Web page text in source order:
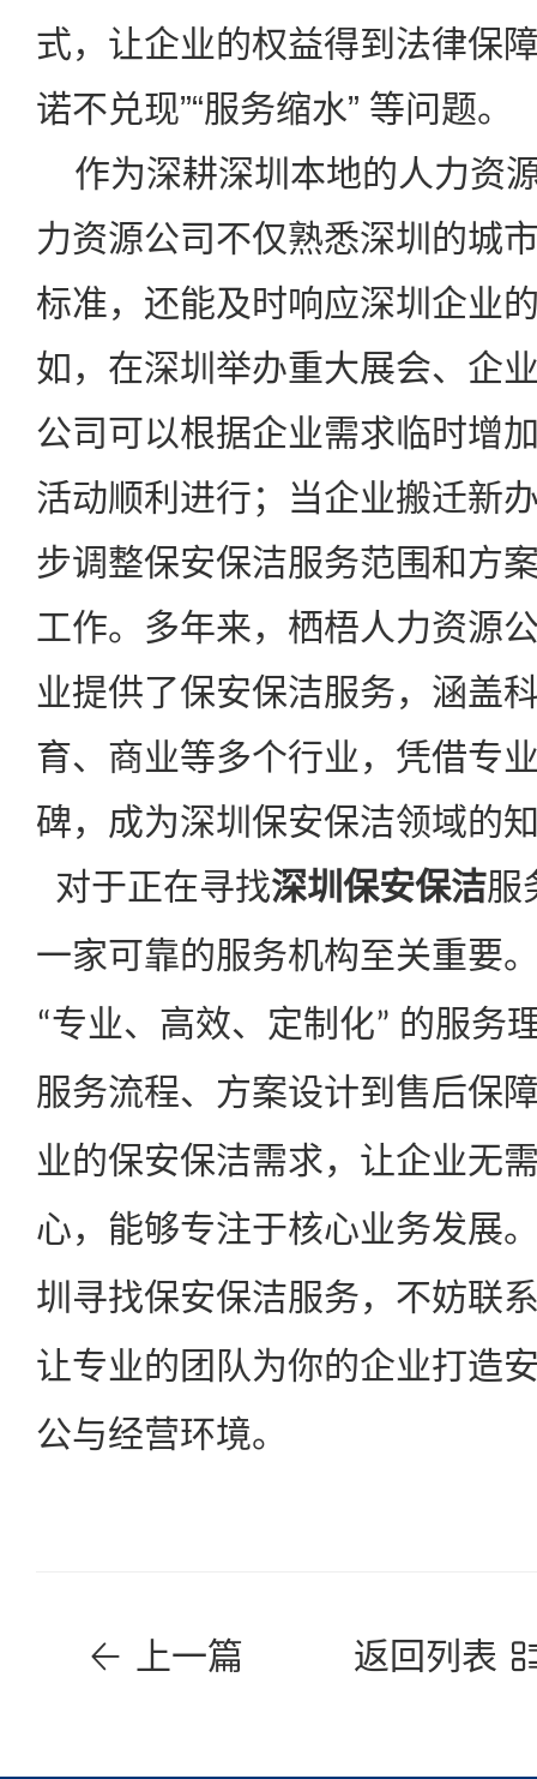
式，让企业的权益得到法律保
诺不兑现”“服务缩水” 等问题。
作为深耕深圳本地的人力资
力资源公司不仅熟悉深圳的城
标准，还能及时响应深圳企业
如，在深圳举办重大展会、企
公司可以根据企业需求临时增
活动顺利进行；当企业搬迁新
步调整保安保洁服务范围和方
工作。多年来，栖梧人力资源
业提供了保安保洁服务，涵盖
育、商业等多个行业，凭借专
碑，成为深圳保安保洁领域的
对于正在寻找深圳保安保洁服
一家可靠的服务机构至关重要
“专业、高效、定制化” 的服务
服务流程、方案设计到售后保
业的保安保洁需求，让企业无
心，能够专注于核心业务发展
圳寻找保安保洁服务，不妨联
让专业的团队为你的企业打造
公与经营环境。
上一篇 返回列表